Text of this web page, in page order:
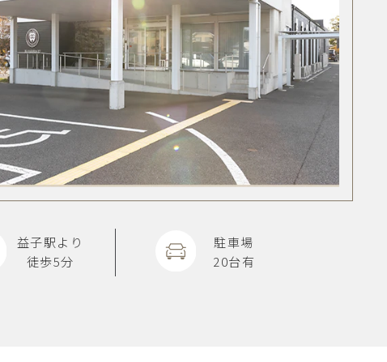
益子駅より
徒歩5分
駐車場
20台有